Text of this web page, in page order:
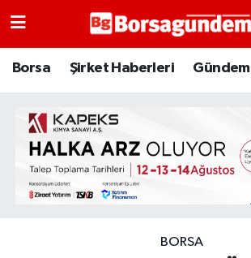
Borsa Şirket Haberleri Gündem
BORSA
Borsa
Emtia
Galeri